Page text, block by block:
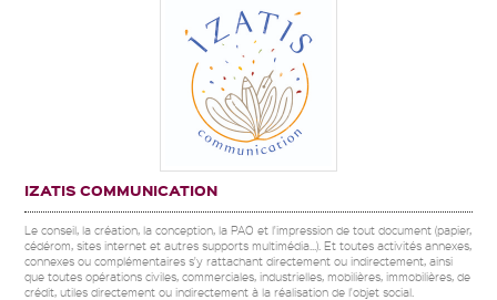
IZATIS COMMUNICATION
Le conseil, la création, la conception, la PAO et l'impression de tout document (papier,
cédérom, sites internet et autres supports multimédia...). Et toutes activités annexes,
connexes ou complémentaires s'y rattachant directement ou indirectement, ainsi
que toutes opérations civiles, commerciales, industrielles, mobilières, immobilières, de
crédit, utiles directement ou indirectement à la réalisation de l'objet social.